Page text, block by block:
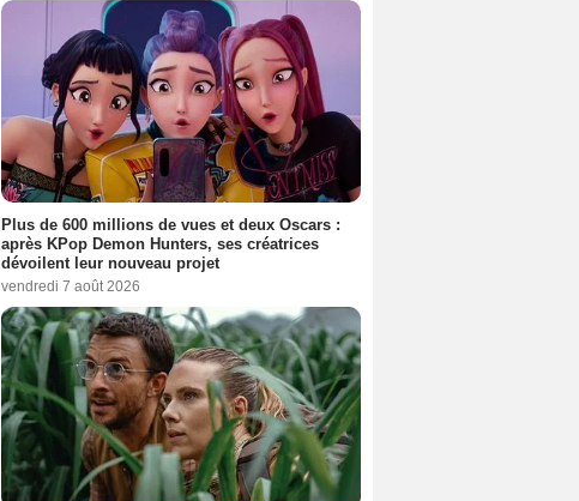
Plus de 600 millions de vues et deux Oscars :
après KPop Demon Hunters, ses créatrices
dévoilent leur nouveau projet
vendredi 7 août 2026